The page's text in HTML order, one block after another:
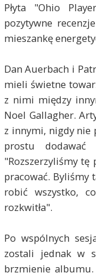
Płyta "Ohio
pozytywne
mieszankę
Dan Auerbach i
mieli świetne
z nimi między
Noel Gallagher.
z innymi, nigdy nie
prostu dodawać
"Rozszerzyliśmy
pracować. Byliśmy
robić wszystko,
rozkwitła".
Po wspólnych
zostali jednak w
brzmienie